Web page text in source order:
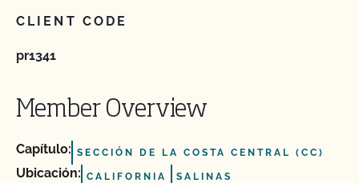
CLIENT CODE
pr1341
Member Overview
Capítulo: SECCIÓN DE LA COSTA CENTRAL (CC)
Ubicación: CALIFORNIA SALINAS